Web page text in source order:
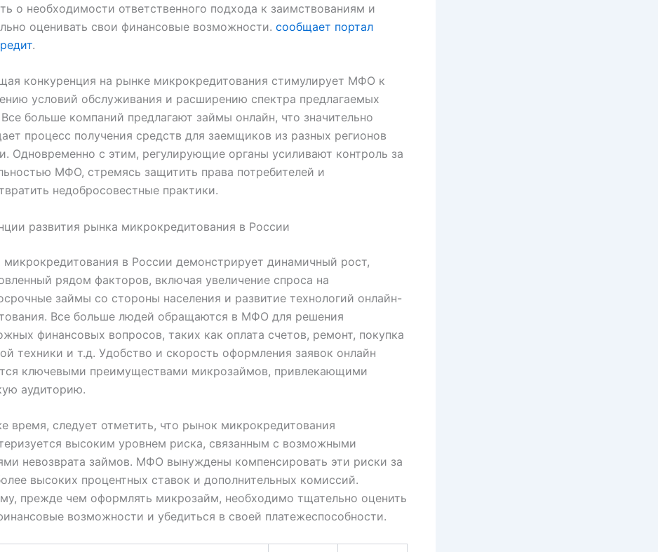
о необходимости ответственного подхода к заимствованиям и
оценивать свои финансовые возможности. сообщает портал
.
конкуренция на рынке микрокредитования стимулирует МФО к
условий обслуживания и расширению спектра предлагаемых
Все больше компаний предлагают займы онлайн, что значительно
процесс получения средств для заемщиков из разных регионов
Одновременно с этим, регулирующие органы усиливают контроль за
МФО, стремясь защитить права потребителей и
недобросовестные практики.
развития рынка микрокредитования в России
микрокредитования в России демонстрирует динамичный рост,
рядом факторов, включая увеличение спроса на
займы со стороны населения и развитие технологий онлайн-
Все больше людей обращаются в МФО для решения
финансовых вопросов, таких как оплата счетов, ремонт, покупка
техники и т.д. Удобство и скорость оформления заявок онлайн
ключевыми преимуществами микрозаймов, привлекающими
аудиторию.
время, следует отметить, что рынок микрокредитования
высоким уровнем риска, связанным с возможными
невозврата займов. МФО вынуждены компенсировать эти риски за
высоких процентных ставок и дополнительных комиссий.
прежде чем оформлять микрозайм, необходимо тщательно оценить
возможности и убедиться в своей платежеспособности.